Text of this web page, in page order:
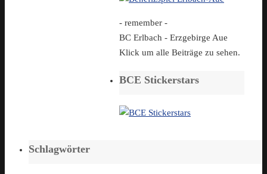
- remember -
BC Erlbach - Erzgebirge Aue
Klick um alle Beiträge zu sehen.
BCE Stickerstars
Schlagwörter